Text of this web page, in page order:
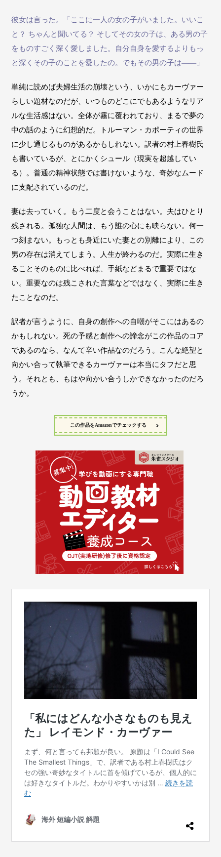
彼女は言った。「ここに一人の女の子がいました。いいこ
と？ ちゃんと聞いてる？ そしてその女の子は、ある男の子
をものすごく深く愛しました。自分自身を愛するよりもっ
と深くその子のことを愛したの。でもその男の子は――」
単純に読めば夫婦生活の崩壊という、いかにもカーヴァー
らしい題材なのだが、いつものどこにでもあるようなリア
ルな生活感はない。全体が霧に覆われており、まるで夢の
中の話のように幻想的だ。トルーマン・カポーティの世界
に少し通じるものがあるかもしれない。訳者の村上春樹氏
も書いているが、とにかくシュール（現実を超越してい
る）。普通の精神状態では書けないような、奇妙なムード
に支配されているのだ。
妻は去っていく。もう二度と会うことはない。夫はひとり
残される。孤独な人間は、もう誰の心にも映らない。何一
つ刻まない。もっとも身近にいた妻との別離により、この
男の存在は消えてしまう。人生が終わるのだ。実際に生き
ることそのものに比べれば、手紙などまるで重要ではな
い。重要なのは残こされた言葉などではなく、実際に生き
たことなのだ。
訳者が言うように、自身の創作への自嘲がそこにはあるの
かもしれない。死の予感と創作への諦念がこの作品のコア
であるのなら、なんて辛い作品なのだろう。こんな絶望と
向かい合って執筆できるカーヴァーは本当にタフだと思
う。それとも、もはや向かい合うしかできなかったのだろ
うか。
この作品をAmazonでチェックする